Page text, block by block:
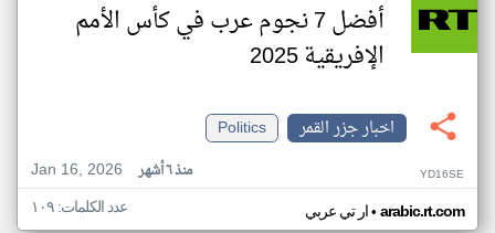
أفضل 7 نجوم عرب في كأس الأمم
الإفريقية 2025
اخبار جزر القمر
Politics
Jan 16, 2026
منذ ٦ أشهر YD16SE
ار تي عربي• arabic.rt.com عدد الكلمات: ١٠٩